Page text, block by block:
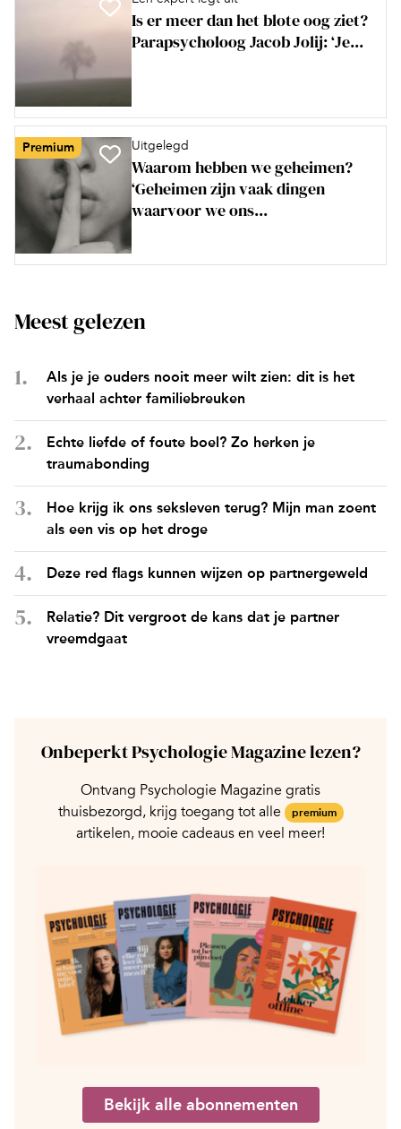
Is er meer dan het blote oog ziet?
Parapsycholoog Jacob Jolij: ‘Je...
Premium Uitgelegd
Waarom hebben we geheimen?
‘Geheimen zijn vaak dingen
waarvoor we ons...
Meest gelezen
Als je je ouders nooit meer wilt zien: dit is het
verhaal achter familiebreuken
Echte liefde of foute boel? Zo herken je
traumabonding
Hoe krijg ik ons seksleven terug? Mijn man zoent
als een vis op het droge
Deze red flags kunnen wijzen op partnergeweld
Relatie? Dit vergroot de kans dat je partner
vreemdgaat
Onbeperkt Psychologie Magazine lezen?
Ontvang Psychologie Magazine gratis
thuisbezorgd, krijg toegang tot alle
premium
artikelen, mooie cadeaus en veel meer!
Bekijk alle abonnementen